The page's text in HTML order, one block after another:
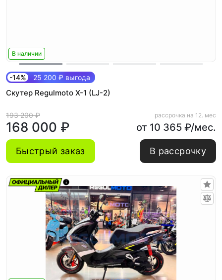
В наличии
-14% 25 200 ₽ выгода
Скутер Regulmoto X-1 (LJ-2)
193 200 ₽
168 000 ₽
рассрочка на 12. мес
от 10 365 ₽/мес.
Быстрый заказ В рассрочку